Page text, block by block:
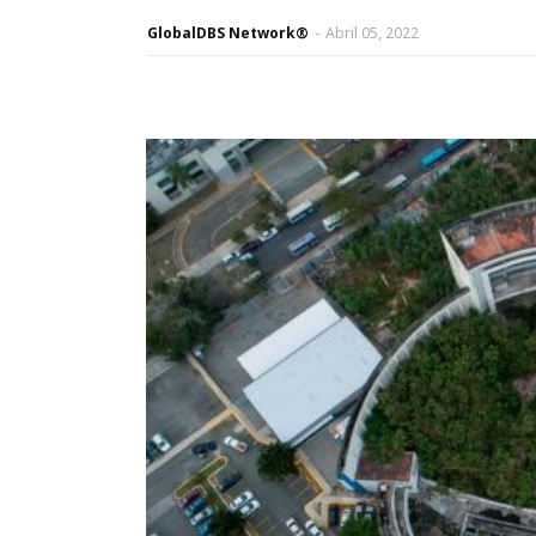
GlobalDBS Network® - Abril 05, 2022